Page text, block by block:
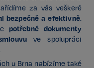
za vás veškeré
bezpečně a efektivně.
potřebné dokumenty
ve spolupráci
u Brna nabízíme také